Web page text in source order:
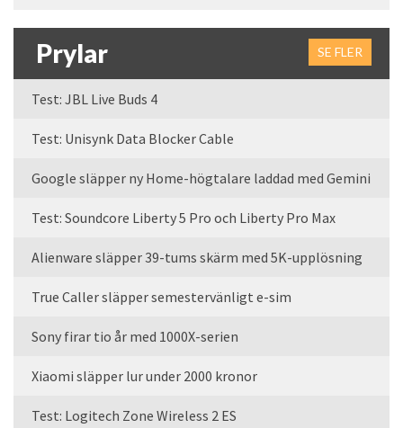
Prylar SE FLER
Test: JBL Live Buds 4
Test: Unisynk Data Blocker Cable
Google släpper ny Home-högtalare laddad med Gemini
Test: Soundcore Liberty 5 Pro och Liberty Pro Max
Alienware släpper 39-tums skärm med 5K-upplösning
True Caller släpper semestervänligt e-sim
Sony firar tio år med 1000X-serien
Xiaomi släpper lur under 2000 kronor
Test: Logitech Zone Wireless 2 ES